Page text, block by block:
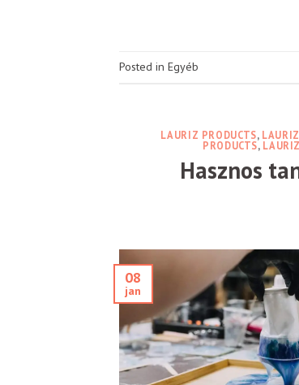
Posted in Egyéb
LAURIZ PRODUCTS,
PRODUCTS,
Hasznos
08
jan